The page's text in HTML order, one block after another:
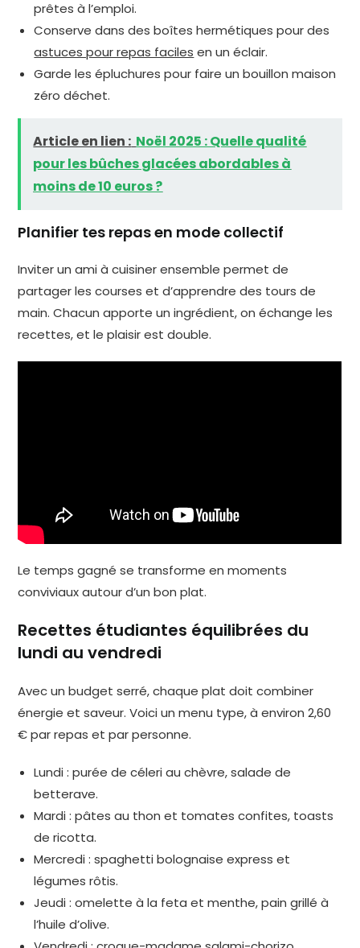
prêtes à l’emploi.
Conserve dans des boîtes hermétiques pour des
astuces pour repas faciles en un éclair.
Garde les épluchures pour faire un bouillon maison
zéro déchet.
Article en lien : Noël 2025 : Quelle qualité
pour les bûches glacées abordables à
moins de 10 euros ?
Planifier tes repas en mode collectif
Inviter un ami à cuisiner ensemble permet de
partager les courses et d’apprendre des tours de
main. Chacun apporte un ingrédient, on échange les
recettes, et le plaisir est double.
Le temps gagné se transforme en moments
conviviaux autour d’un bon plat.
Recettes étudiantes équilibrées du
lundi au vendredi
Avec un budget serré, chaque plat doit combiner
énergie et saveur. Voici un menu type, à environ 2,60
€ par repas et par personne.
Lundi : purée de céleri au chèvre, salade de
betterave.
Mardi : pâtes au thon et tomates confites, toasts
de ricotta.
Mercredi : spaghetti bolognaise express et
légumes rôtis.
Jeudi : omelette à la feta et menthe, pain grillé à
l’huile d’olive.